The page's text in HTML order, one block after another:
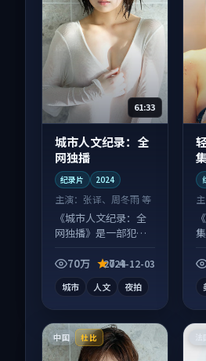
61:33
城市人文纪录：全
网独播
纪录片 2024
主演： 张译、周冬雨 等
《城市人文纪录：全
网独播》是一部犯罪
讨论度高，适合配弹
70万 7.4
2024-12-03
城市 人文 夜拍
中国 杜比